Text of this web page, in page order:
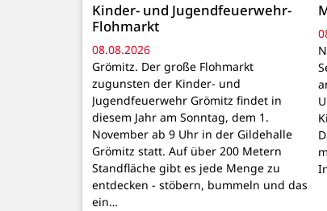
Kinder- und Jugendfeuerwehr-
Flohmarkt
08.08.2026
Grömitz. Der große Flohmarkt
zugunsten der Kinder- und
Jugendfeuerwehr Grömitz findet in
diesem Jahr am Sonntag, dem 1.
November ab 9 Uhr in der Gildehalle
Grömitz statt. Auf über 200 Metern
Standfläche gibt es jede Menge zu
entdecken - stöbern, bummeln und das
ein…